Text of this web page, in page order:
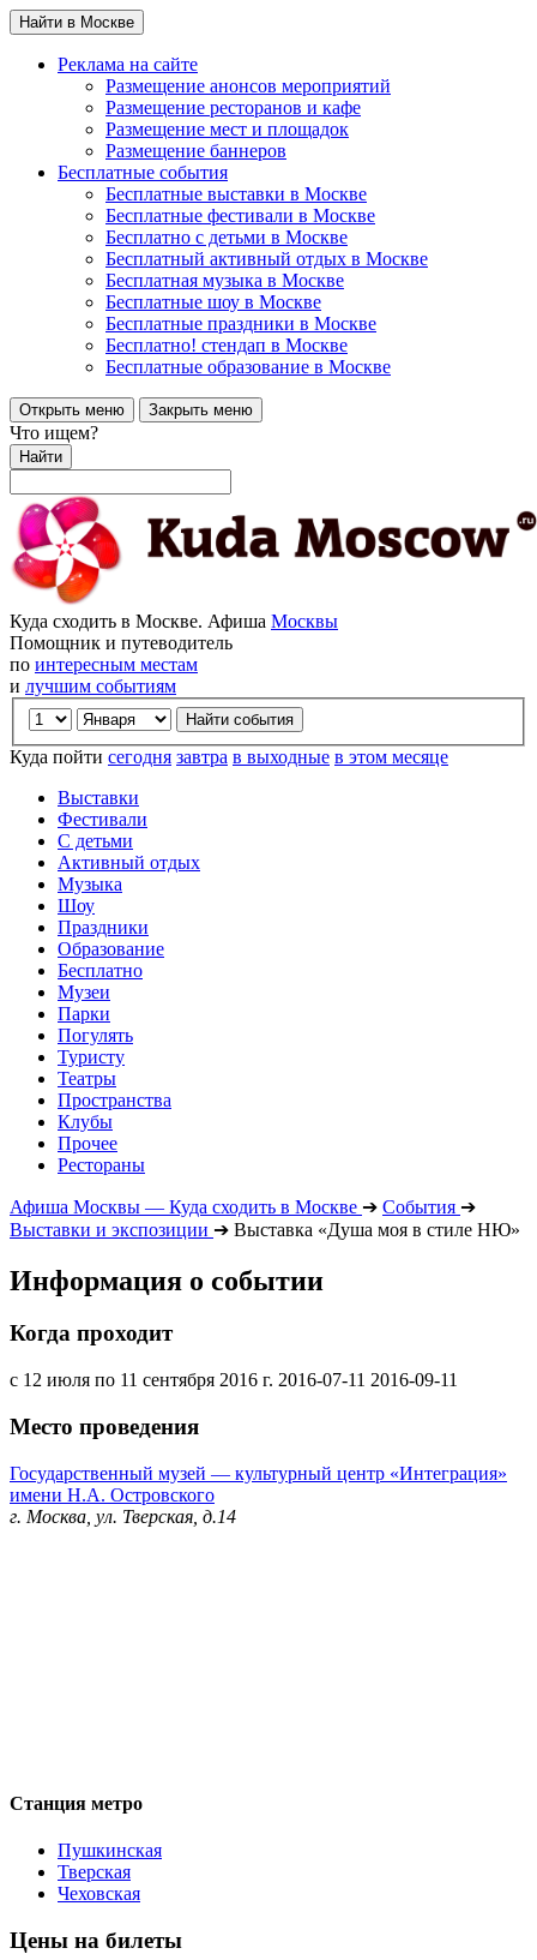
Найти в Москве
Реклама на сайте
Размещение анонсов мероприятий
Размещение ресторанов и кафе
Размещение мест и площадок
Размещение баннеров
Бесплатные события
Бесплатные выставки в Москве
Бесплатные фестивали в Москве
Бесплатно с детьми в Москве
Бесплатный активный отдых в Москве
Бесплатная музыка в Москве
Бесплатные шоу в Москве
Бесплатные праздники в Москве
Бесплатно! стендап в Москве
Бесплатные образование в Москве
Открыть меню Закрыть меню
Что ищем?
Найти
Куда сходить в Москве. Афиша Москвы
Помощник и путеводитель
по интересным местам
и лучшим событиям
Куда пойти сегодня завтра в выходные в этом месяце
Выставки
Фестивали
С детьми
Активный отдых
Музыка
Шоу
Праздники
Образование
Бесплатно
Музеи
Парки
Погулять
Туристу
Театры
Пространства
Клубы
Прочее
Рестораны
Афиша Москвы — Куда сходить в Москве ➔ События ➔
Выставки и экспозиции ➔ Выставка «Душа моя в стиле НЮ»
Информация о событии
Когда проходит
с 12 июля по 11 сентября 2016 г. 2016-07-11 2016-09-11
Место проведения
Государственный музей — культурный центр «Интеграция»
имени Н.А. Островского
г. Москва, ул. Тверская, д.14
Станция метро
Пушкинская
Тверская
Чеховская
Цены на билеты